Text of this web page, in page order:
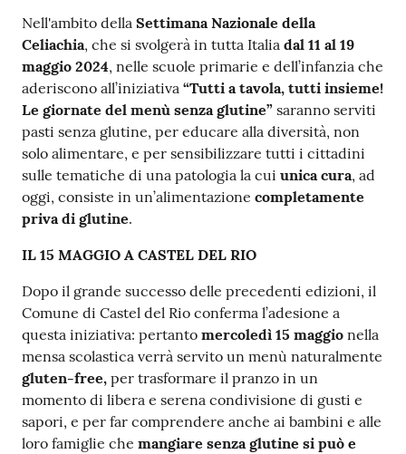
Nell'ambito della Settimana Nazionale della
Celiachia, che si svolgerà in tutta Italia dal 11 al 19
maggio 2024, nelle scuole primarie e dell’infanzia che
aderiscono all’iniziativa “Tutti a tavola, tutti insieme!
Le giornate del menù senza glutine” saranno serviti
pasti senza glutine, per educare alla diversità, non
solo alimentare, e per sensibilizzare tutti i cittadini
sulle tematiche di una patologia la cui unica cura, ad
oggi, consiste in un’alimentazione completamente
priva di glutine.
IL 15 MAGGIO A CASTEL DEL RIO
Dopo il grande successo delle precedenti edizioni, il
Comune di Castel del Rio conferma l’adesione a
questa iniziativa: pertanto mercoledì 15 maggio nella
mensa scolastica verrà servito un menù naturalmente
gluten-free, per trasformare il pranzo in un
momento di libera e serena condivisione di gusti e
sapori, e per far comprendere anche ai bambini e alle
loro famiglie che mangiare senza glutine si può e